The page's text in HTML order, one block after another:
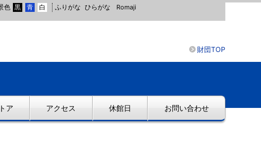
色 黒 青 白 ふりがな ひらがな Romaji
財団TOP
ア アクセス 休館日 お問い合わせ